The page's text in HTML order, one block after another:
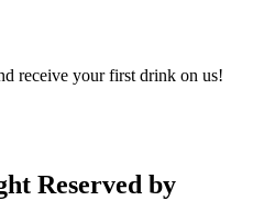
receive your first drink on us!
Reserved by